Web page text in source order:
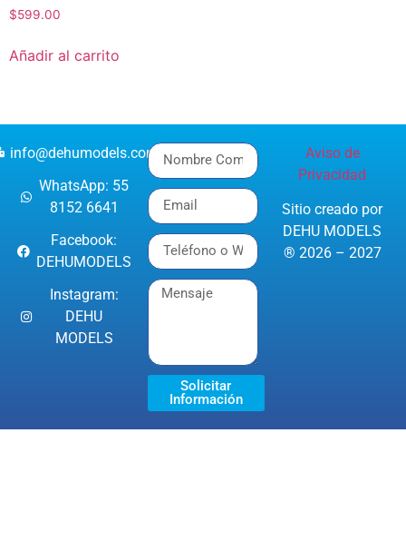
$599.00
Añadir al carrito
info@dehumodels.com
WhatsApp: 55
8152 6641
Facebook:
DEHUMODELS
Instagram:
DEHU
MODELS
Solicitar
Información
Aviso de
Privacidad
Sitio creado por
DEHU MODELS
® 2026 – 2027